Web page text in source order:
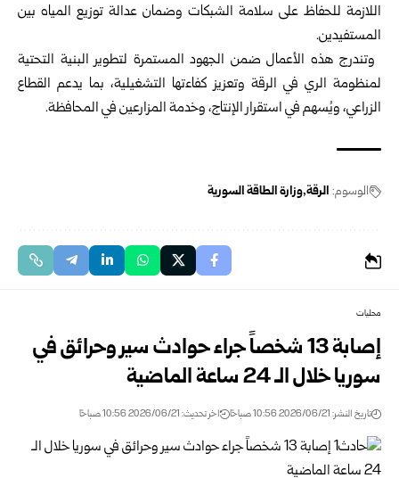
اللازمة ‏للحفاظ على سلامة الشبكات وضمان عدالة توزيع ‏المياه بين
المستفيدين‎.‎
‎ ‎وتندرج هذه الأعمال ضمن الجهود المستمرة ‏لتطوير البنية التحتية
لمنظومة الري في الرقة ‏وتعزيز كفاءتها التشغيلية، بما يدعم القطاع
‏الزراعي، ويُسهم في استقرار الإنتاج، وخدمة ‏المزارعين في المحافظة.‏
الوسوم: الرقة وزارة الطاقة السورية
محليات
إصابة 13 شخصاً جراء حوادث سير وحرائق في
سوريا ‌‏خلال الـ 24 ساعة الماضية
تاريخ النشر: 2026/06/21 10:56 صباحًا اخر تحديث: 2026/06/21 10:56 صباحًا